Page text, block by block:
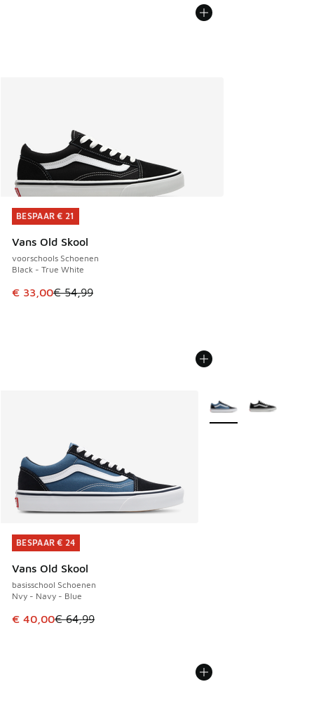
BESPAAR € 21
Vans Old Skool
voorschools Schoenen
Black - True White
Dit artikel is in de uitverkoop. Dit artikel is in de
€ 33,00€ 54,99
BESPAAR € 21
BESPAAR € 24
Vans Old Skool
basisschool Schoenen
Nvy - Navy - Blue
Dit artikel is in de uitverkoop. Dit artikel is in de
€ 40,00€ 64,99
BESPAAR € 24
Meer kleuren